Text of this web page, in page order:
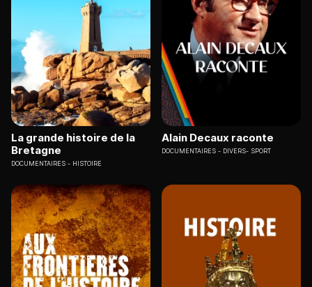
La grande histoire de la
Bretagne
DOCUMENTAIRES HISTOIRE
Alain Decaux raconte
DOCUMENTAIRES DIVERS- SPORT